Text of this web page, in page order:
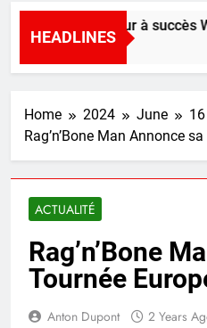
HEADLINES
Le producteur à succès
13 Hours Ago
Home 2024 June
16
Rag’n’Bone Man Annonce
ACTUALITÉ
Rag’n’Bone
Tournée
Anton Dupont 2 Years